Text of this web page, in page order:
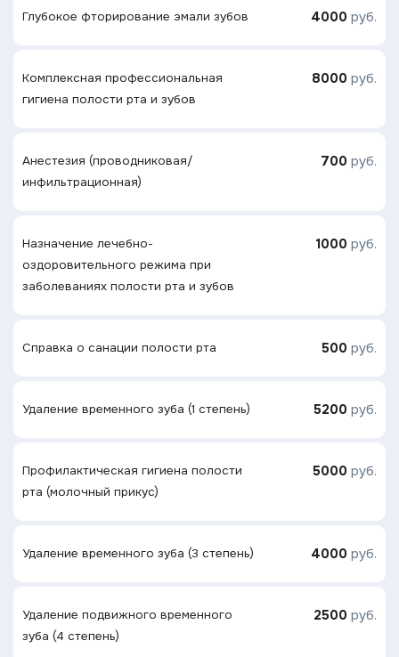
Глубокое фторирование эмали зубов 4000 руб.
Комплексная профессиональная
гигиена полости рта и зубов
8000 руб.
Анестезия (проводниковая/
инфильтрационная)
700 руб.
Назначение лечебно-
оздоровительного режима при
заболеваниях полости рта и зубов
1000 руб.
Справка о санации полости рта 500 руб.
Удаление временного зуба (1 степень) 5200 руб.
Профилактическая гигиена полости
рта (молочный прикус)
5000 руб.
Удаление временного зуба (3 степень) 4000 руб.
Удаление подвижного временного
зуба (4 степень)
2500 руб.